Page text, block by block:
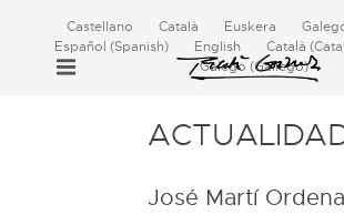
Castellano Català Euskera
Español (Spanish) English Català (
Galego (Gallego)
José Martí